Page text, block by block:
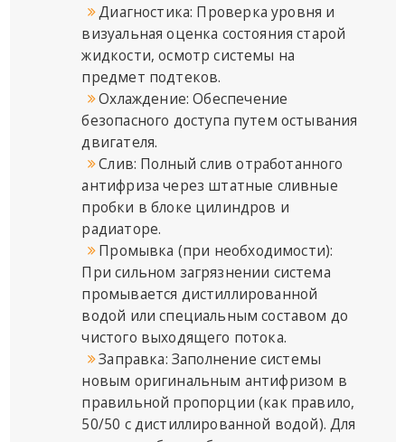
Диагностика: Проверка уровня и
визуальная оценка состояния старой
жидкости, осмотр системы на
предмет подтеков.
Охлаждение: Обеспечение
безопасного доступа путем остывания
двигателя.
Слив: Полный слив отработанного
антифриза через штатные сливные
пробки в блоке цилиндров и
радиаторе.
Промывка (при необходимости):
При сильном загрязнении система
промывается дистиллированной
водой или специальным составом до
чистого выходящего потока.
Заправка: Заполнение системы
новым оригинальным антифризом в
правильной пропорции (как правило,
50/50 с дистиллированной водой). Для